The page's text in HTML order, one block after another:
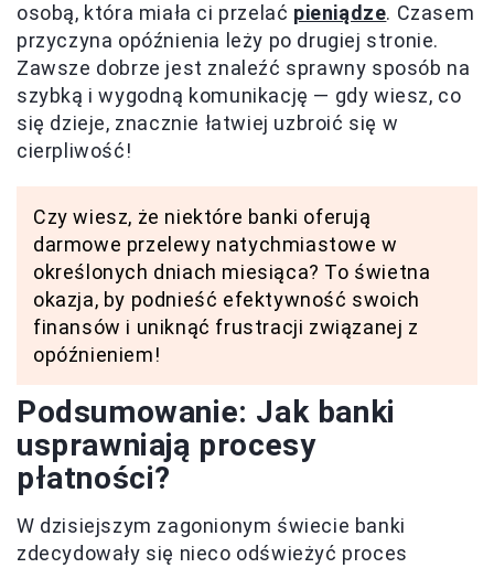
osobą, która miała ci przelać pieniądze. Czasem
przyczyna opóźnienia leży po drugiej stronie.
Zawsze dobrze jest znaleźć sprawny sposób na
szybką i wygodną komunikację — gdy wiesz, co
się dzieje, znacznie łatwiej uzbroić się w
cierpliwość!
Czy wiesz, że niektóre banki oferują
darmowe przelewy natychmiastowe w
określonych dniach miesiąca? To świetna
okazja, by podnieść efektywność swoich
finansów i uniknąć frustracji związanej z
opóźnieniem!
Podsumowanie: Jak banki
usprawniają procesy
płatności?
W dzisiejszym zagonionym świecie banki
zdecydowały się nieco odświeżyć proces